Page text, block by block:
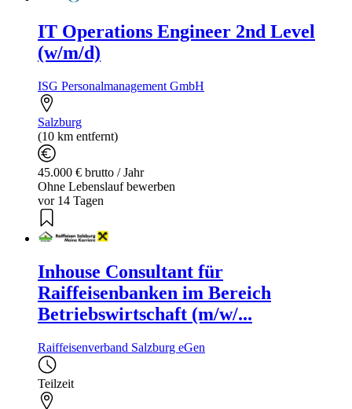
IT Operations Engineer 2nd Level
(w/m/d)
ISG Personalmanagement GmbH
Salzburg
(10 km entfernt)
45.000 € brutto / Jahr
Ohne Lebenslauf bewerben
vor 14 Tagen
Inhouse Consultant für
Raiffeisenbanken im Bereich
Betriebswirtschaft (m/w/...
Raiffeisenverband Salzburg eGen
Teilzeit